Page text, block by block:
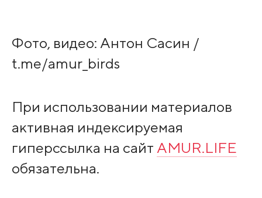
Фото, видео: Антон Сасин /
t.me/amur_birds
При использовании материалов
активная индексируемая
гиперссылка на сайт AMUR.LIFE
обязательна.